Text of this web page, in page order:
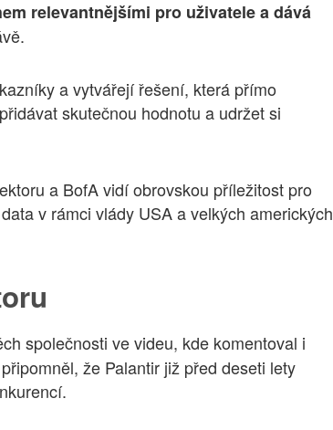
relevantnějšími pro uživatele a dává
a vytvářejí řešení, která přímo
skutečnou hodnotu a udržet si
a BofA vidí obrovskou příležitost pro
v rámci vlády USA a velkých amerických
společnosti ve videu, kde komentoval i
že Palantir již před deseti lety